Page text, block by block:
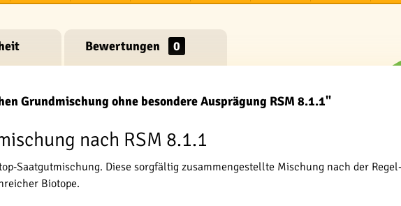
Bewertungen 0
Grundmischung ohne besondere Ausprägung RSM 8.1.1"
nach RSM 8.1.1
Saatgutmischung. Diese sorgfältig zusammengestellte Mischung nach der Regel-
Biotope.